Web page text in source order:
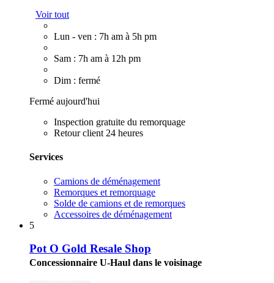
Voir tout
Lun - ven : 7h am à 5h pm
Sam : 7h am à 12h pm
Dim : fermé
Fermé aujourd'hui
Inspection gratuite du remorquage
Retour client 24 heures
Services
Camions de déménagement
Remorques et remorquage
Solde de camions et de remorques
Accessoires de déménagement
5
Pot O Gold Resale Shop
Concessionnaire U-Haul dans le voisinage